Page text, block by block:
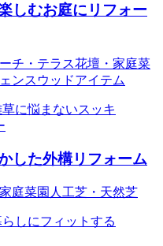
しむお庭にリフォー
チ・テラス花壇・家庭菜
ンス ウッドアイテム
した外構リフォーム
庭菜園 人工芝・天然芝